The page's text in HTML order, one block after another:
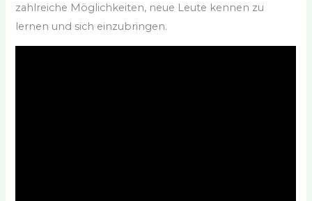
zahlreiche Möglichkeiten, neue Leute kennen zu
lernen und sich einzubringen.